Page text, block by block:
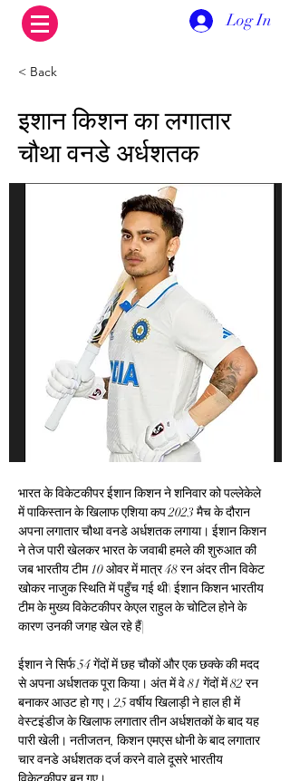
Log In
< Back
इशान किशन का लगातार
चौथा वनडे अर्धशतक
भारत के विकेटकीपर ईशान किशन ने शनिवार को पल्लेकेले
में पाकिस्तान के खिलाफ एशिया कप 2023 मैच के दौरान
अपना लगातार चौथा वनडे अर्धशतक लगाया। ईशान किशन
ने तेज पारी खेलकर भारत के जवाबी हमले की शुरुआत की
जब भारतीय टीम 10 ओवर में मात्र 48 रन अंदर तीन विकेट
खोकर नाजुक स्थिति में पहुँच गई थी\ ईशान किशन भारतीय
टीम के मुख्य विकेटकीपर केएल राहुल के चोटिल होने के
कारण उनकी जगह खेल रहे हैं|
ईशान ने सिर्फ 54 गेंदों में छह चौकों और एक छक्के की मदद
से अपना अर्धशतक पूरा किया। अंत में वे 81 गेंदों में 82 रन
बनाकर आउट हो गए। 25 वर्षीय खिलाड़ी ने हाल ही में
वेस्टइंडीज के खिलाफ लगातार तीन अर्धशतकों के बाद यह
पारी खेली। नतीजतन, किशन एमएस धोनी के बाद लगातार
चार वनडे अर्धशतक दर्ज करने वाले दूसरे भारतीय